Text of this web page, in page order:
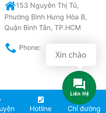
153 Nguyễn Thị Tú,
Phường Bình Hưng Hòa B,
Quận Bình Tân, TP.HCM
Phone:
Điện máy BigStar
Liên Hệ
Xin chào
Hotline Chỉ đường